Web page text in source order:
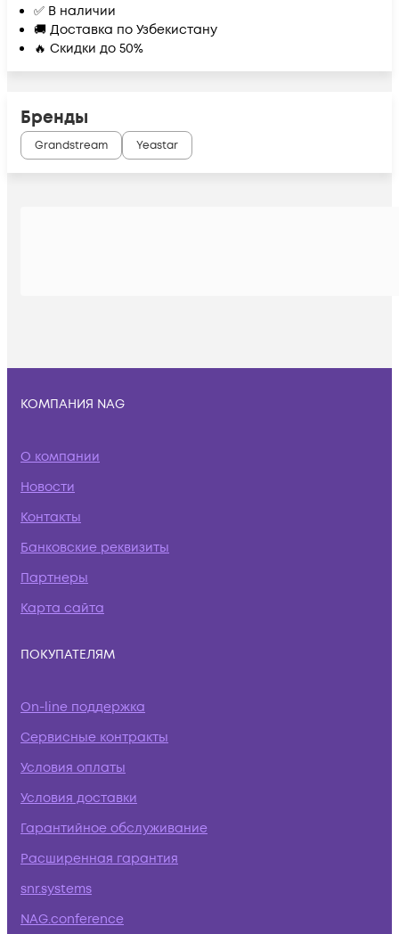
✅ В наличии
🚚 Доставка по Узбекистану
🔥 Скидки до 50%
Бренды
Grandstream Yeastar
КОМПАНИЯ NAG
О компании
Новости
Контакты
Банковские реквизиты
Партнеры
Карта сайта
ПОКУПАТЕЛЯМ
On-line поддержка
Сервисные контракты
Условия оплаты
Условия доставки
Гарантийное обслуживание
Расширенная гарантия
snr.systems
NAG.conference